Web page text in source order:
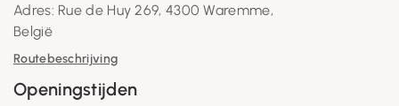
Adres: Rue de Huy 269, 4300 Waremme,
België
Routebeschrijving
Openingstijden